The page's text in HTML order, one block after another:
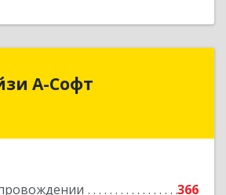
А-Софт
366
1С:Франчайзи А-Софт
обл, Липецк г, Фрунзе ул,